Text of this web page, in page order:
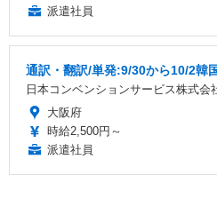
派遣社員
通訳・翻訳/単発:9/30から10/2韓
日本コンベンションサービス株式会
大阪府
時給2,500円～
派遣社員